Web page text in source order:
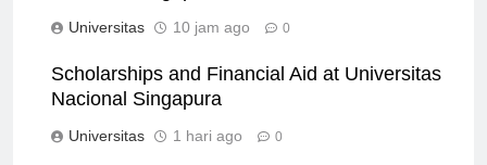
Scholarships and Financial Aid at Universitas